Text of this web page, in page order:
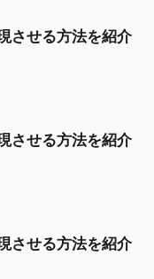
させる方法を紹介
させる方法を紹介
させる方法を紹介